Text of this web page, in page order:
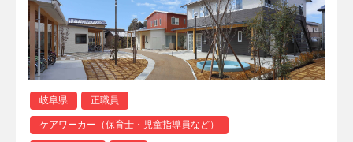
岐阜県 正職員
ケアワーカー（保育士・児童指導員など）